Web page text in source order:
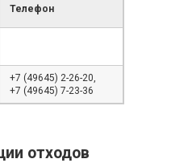
Телефон
+7 (49645) 2-26-20,
+7 (49645) 7-23-36
отходов